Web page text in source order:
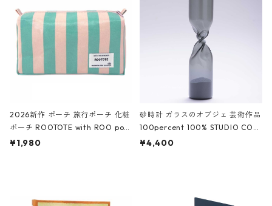
ーガンディー、オフホワイト
2026新作 ポーチ 旅行ポーチ 化粧
ポーチ ROOTOTE with ROO pou
ch 3532 ルートート WR.ポーチ.ラ
¥1,980
砂時計 ガラスのオブジェ 芸術作品
100percent 100% STUDIO COH
AKU Timeless 100パーセント ス
¥4,400